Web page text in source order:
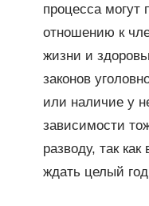
процесса могут
отношению к
жизни и
законов
или наличие у
зависимости
разводу, так
ждать целый